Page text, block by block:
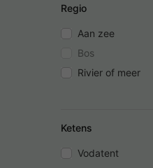
Regio
Aan zee
Bos
Rivier of meer
Ketens
Vodatent